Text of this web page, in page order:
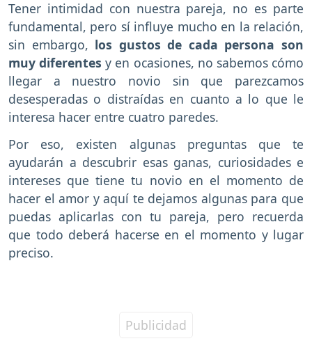
Tener intimidad con nuestra pareja, no es parte
fundamental, pero sí influye mucho en la relación,
sin embargo, los gustos de cada persona son
muy diferentes y en ocasiones, no sabemos cómo
llegar a nuestro novio sin que parezcamos
desesperadas o distraídas en cuanto a lo que le
interesa hacer entre cuatro paredes.
Por eso, existen algunas preguntas que te
ayudarán a descubrir esas ganas, curiosidades e
intereses que tiene tu novio en el momento de
hacer el amor y aquí te dejamos algunas para que
puedas aplicarlas con tu pareja, pero recuerda
que todo deberá hacerse en el momento y lugar
preciso.